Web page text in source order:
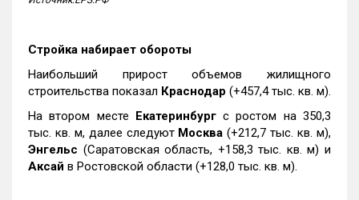
Стройка набирает обороты
Наибольший прирост объемов жилищного
строительства показал Краснодар (+457,4 тыс. кв. м).
На втором месте Екатеринбургс ростом на 350,3
тыс. кв. м, далее следуют Москва (+212,7 тыс. кв. м),
Энгельс (Саратовская область, +158,3 тыс. кв. м) и
Аксай в Ростовской области (+128,0 тыс. кв. м).